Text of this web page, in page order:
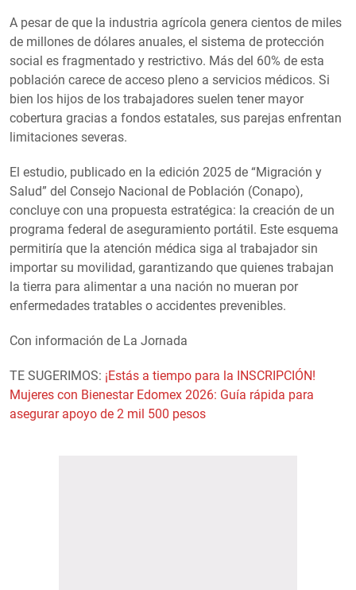
A pesar de que la industria agrícola genera cientos de miles
de millones de dólares anuales, el sistema de protección
social es fragmentado y restrictivo. Más del 60% de esta
población carece de acceso pleno a servicios médicos. Si
bien los hijos de los trabajadores suelen tener mayor
cobertura gracias a fondos estatales, sus parejas enfrentan
limitaciones severas.
El estudio, publicado en la edición 2025 de “Migración y
Salud” del Consejo Nacional de Población (Conapo),
concluye con una propuesta estratégica: la creación de un
programa federal de aseguramiento portátil. Este esquema
permitiría que la atención médica siga al trabajador sin
importar su movilidad, garantizando que quienes trabajan
la tierra para alimentar a una nación no mueran por
enfermedades tratables o accidentes prevenibles.
Con información de La Jornada
TE SUGERIMOS: ¡Estás a tiempo para la INSCRIPCIÓN!
Mujeres con Bienestar Edomex 2026: Guía rápida para
asegurar apoyo de 2 mil 500 pesos